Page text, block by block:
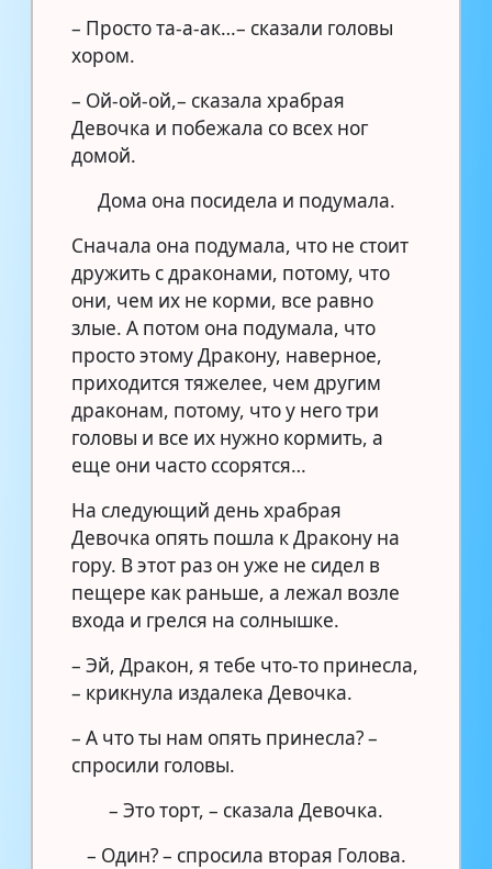
– Просто та-а-ак…– сказали головы
хором.
– Ой-ой-ой,– сказала храбрая
Девочка и побежала со всех ног
домой.
Дома она посидела и подумала.
Сначала она подумала, что не стоит
дружить с драконами, потому, что
они, чем их не корми, все равно
злые. А потом она подумала, что
просто этому Дракону, наверное,
приходится тяжелее, чем другим
драконам, потому, что у него три
головы и все их нужно кормить, а
еще они часто ссорятся…
На следующий день храбрая
Девочка опять пошла к Дракону на
гору. В этот раз он уже не сидел в
пещере как раньше, а лежал возле
входа и грелся на солнышке.
– Эй, Дракон, я тебе что-то принесла,
– крикнула издалека Девочка.
– А что ты нам опять принесла? –
спросили головы.
– Это торт, – сказала Девочка.
– Один? – спросила вторая Голова.